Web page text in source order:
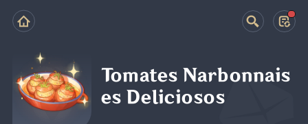
Tomates Narbonnais
es Deliciosos